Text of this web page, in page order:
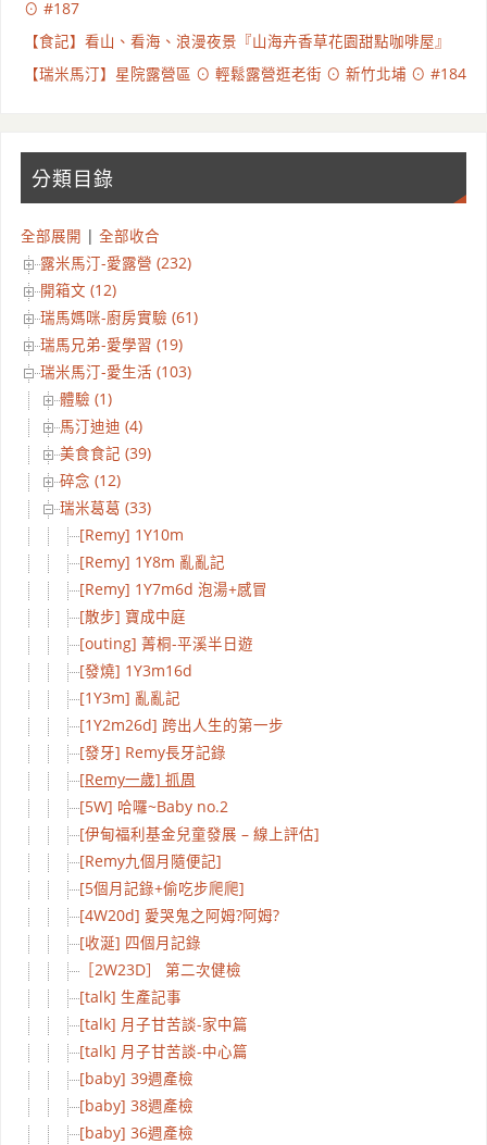
⊙ #187
【食記】看山、看海、浪漫夜景『山海卉香草花園甜點咖啡屋』
【瑞米馬汀】星院露營區 ⊙ 輕鬆露營逛老街 ⊙ 新竹北埔 ⊙ #184
分類目錄
全部展開 | 全部收合
露米馬汀-愛露營 (232)
開箱文 (12)
瑞馬媽咪-廚房實驗 (61)
瑞馬兄弟-愛學習 (19)
瑞米馬汀-愛生活 (103)
體驗 (1)
馬汀迪迪 (4)
美食食記 (39)
碎念 (12)
瑞米葛葛 (33)
[Remy] 1Y10m
[Remy] 1Y8m 亂亂記
[Remy] 1Y7m6d 泡湯+感冒
[散步] 寶成中庭
[outing] 菁桐-平溪半日遊
[發燒] 1Y3m16d
[1Y3m] 亂亂記
[1Y2m26d] 跨出人生的第一步
[發牙] Remy長牙記錄
[Remy一歲] 抓周
[5W] 哈囉~Baby no.2
[伊甸福利基金兒童發展 – 線上評估]
[Remy九個月隨便記]
[5個月記錄+偷吃步爬爬]
[4W20d] 愛哭鬼之阿姆?阿姆?
[收涎] 四個月記錄
［2W23D］ 第二次健檢
[talk] 生產記事
[talk] 月子甘苦談-家中篇
[talk] 月子甘苦談-中心篇
[baby] 39週產檢
[baby] 38週產檢
[baby] 36週產檢